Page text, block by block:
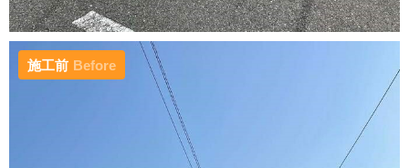
施工前 Before